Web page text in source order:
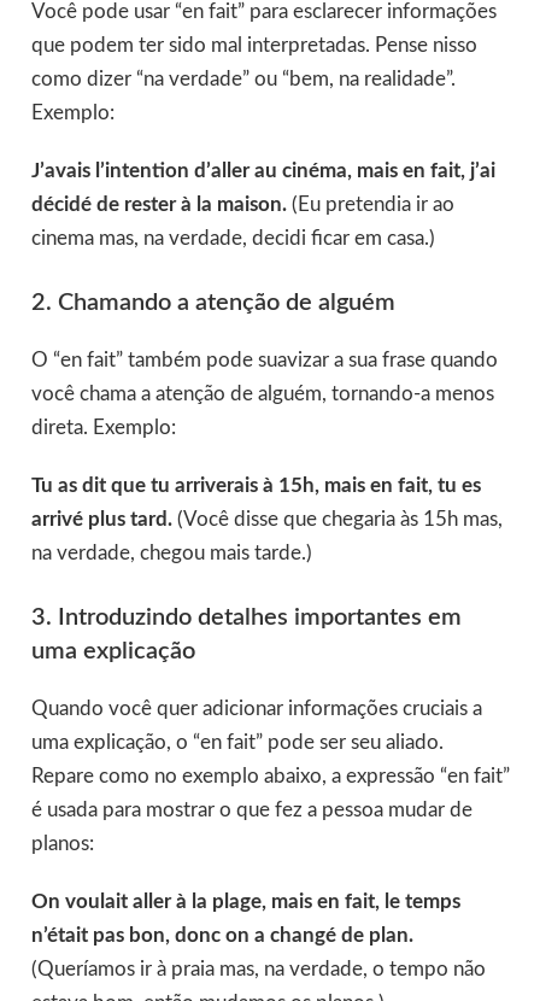
Você pode usar “en fait” para esclarecer informações
que podem ter sido mal interpretadas. Pense nisso
como dizer “na verdade” ou “bem, na realidade”.
Exemplo:
J’avais l’intention d’aller au cinéma, mais en fait, j’ai
décidé de rester à la maison. (Eu pretendia ir ao
cinema mas, na verdade, decidi ficar em casa.)
2. Chamando a atenção de alguém
O “en fait” também pode suavizar a sua frase quando
você chama a atenção de alguém, tornando-a menos
direta. Exemplo:
Tu as dit que tu arriverais à 15h, mais en fait, tu es
arrivé plus tard. (Você disse que chegaria às 15h mas,
na verdade, chegou mais tarde.)
3. Introduzindo detalhes importantes em
uma explicação
Quando você quer adicionar informações cruciais a
uma explicação, o “en fait” pode ser seu aliado.
Repare como no exemplo abaixo, a expressão “en fait”
é usada para mostrar o que fez a pessoa mudar de
planos:
On voulait aller à la plage, mais en fait, le temps
n’était pas bon, donc on a changé de plan.
(Queríamos ir à praia mas, na verdade, o tempo não